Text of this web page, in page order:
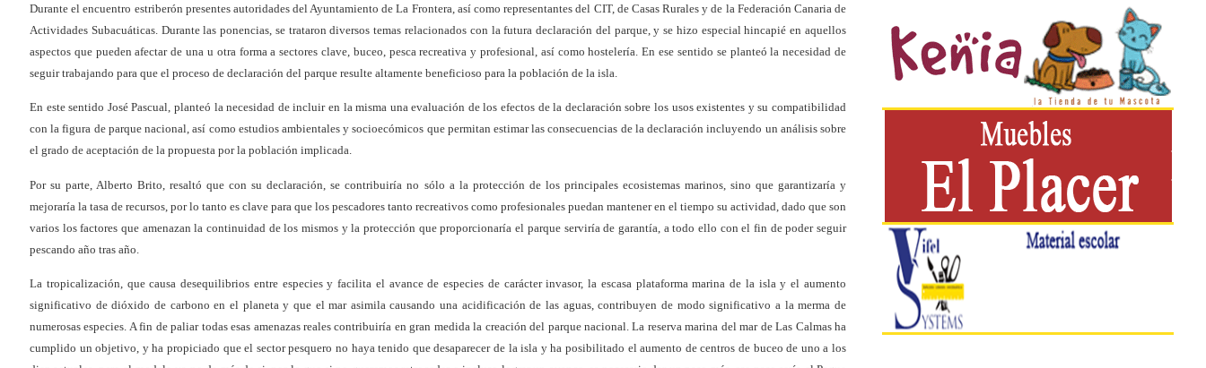
Durante el encuentro estriberón presentes autoridades del Ayuntamiento de La Frontera, así como representantes del CIT, de Casas Rurales y de la Federación Canaria de
Actividades Subacuáticas. Durante las ponencias, se trataron diversos temas relacionados con la futura declaración del parque, y se hizo especial hincapié en aquellos
aspectos que pueden afectar de una u otra forma a sectores clave, buceo, pesca recreativa y profesional, así como hostelería. En ese sentido se planteó la necesidad de
seguir trabajando para que el proceso de declaración del parque resulte altamente beneficioso para la población de la isla.
En este sentido José Pascual, planteó la necesidad de incluir en la misma una evaluación de los efectos de la declaración sobre los usos existentes y su compatibilidad
con la figura de parque nacional, así como estudios ambientales y socioecómicos que permitan estimar las consecuencias de la declaración incluyendo un análisis sobre
el grado de aceptación de la propuesta por la población implicada.
Por su parte, Alberto Brito, resaltó que con su declaración, se contribuiría no sólo a la protección de los principales ecosistemas marinos, sino que garantizaría y
mejoraría la tasa de recursos, por lo tanto es clave para que los pescadores tanto recreativos como profesionales puedan mantener en el tiempo su actividad, dado que son
varios los factores que amenazan la continuidad de los mismos y la protección que proporcionaría el parque serviría de garantía, a todo ello con el fin de poder seguir
pescando año tras año.
La tropicalización, que causa desequilibrios entre especies y facilita el avance de especies de carácter invasor, la escasa plataforma marina de la isla y el aumento
significativo de dióxido de carbono en el planeta y que el mar asimila causando una acidificación de las aguas, contribuyen de modo significativo a la merma de
numerosas especies. A fin de paliar todas esas amenazas reales contribuiría en gran medida la creación del parque nacional. La reserva marina del mar de Las Calmas ha
cumplido un objetivo, y ha propiciado que el sector pesquero no haya tenido que desaparecer de la isla y ha posibilitado el aumento de centros de buceo de uno a los